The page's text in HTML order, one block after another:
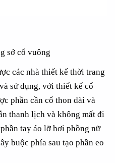
sở cổ vuông
các nhà thiết kế thời trang
sử dụng, với thiết kế cổ
phần cần cổ thon dài và
thanh lịch và không mất đi
tay áo lỡ hơi phồng nữ
buộc phía sau tạo phần eo